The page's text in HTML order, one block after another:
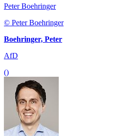
Peter Boehringer
© Peter Boehringer
Boehringer, Peter
AfD
()